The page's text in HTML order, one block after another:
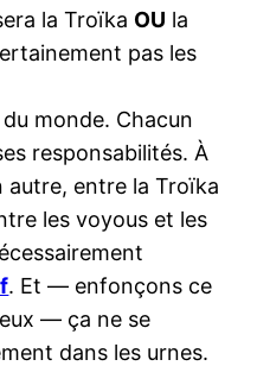
la Troïka OU la
pas les
monde. Chacun
responsabilités. À
autre, entre la Troïka
les voyous et les
. Et — enfonçons ce
— ça ne se
dans les urnes.